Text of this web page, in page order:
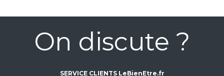
On discute ?
SERVICE CLIENTS LeBienEtre.fr